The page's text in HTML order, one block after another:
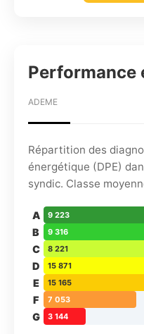
Performance
ADEME
Répartition des
énergétique (DPE)
syndic. Classe
A 9 223
B 9 316
C 8 221
D 15 871
E 15 165
F 7 053
G 3 144